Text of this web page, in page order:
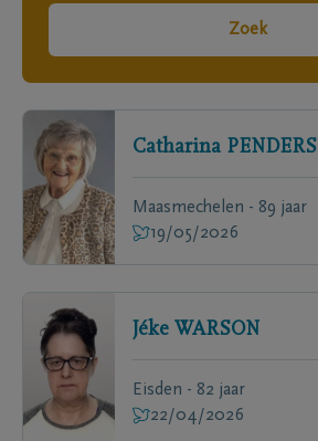
Zoek
Catharina PENDERS
Maasmechelen - 89 jaar
19/05/2026
Jéke WARSON
Eisden - 82 jaar
22/04/2026